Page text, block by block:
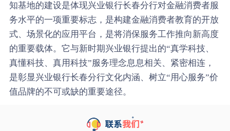
知基地的建设是体现兴业银行长春分行对金融消费者服
务水平的一项重要标志，是构建金融消费者教育的开放
式、场景化的应用平台，是将消保服务工作推向新高度
的重要载体。它与新时期兴业银行提出的“真学科技、
真懂科技、真用科技”服务理念息息相关、紧密相连，
是彰显兴业银行长春分行文化内涵、树立“用心服务”价
值品牌的不可或缺的重要途径。